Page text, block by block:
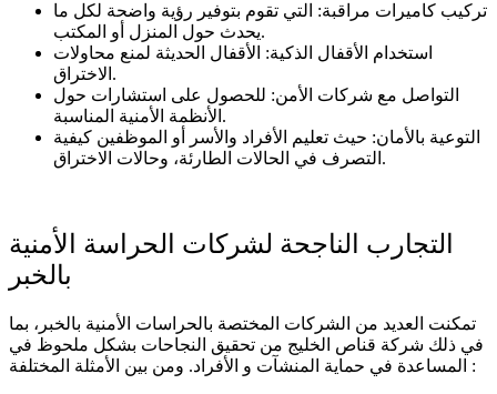
تركيب كاميرات مراقبة: التي تقوم بتوفير رؤية واضحة لكل ما
يحدث حول المنزل أو المكتب.
استخدام الأقفال الذكية: الأقفال الحديثة لمنع محاولات
الاختراق.
التواصل مع شركات الأمن: للحصول على استشارات حول
الأنظمة الأمنية المناسبة.
التوعية بالأمان: حيث تعليم الأفراد والأسر أو الموظفين كيفية
التصرف في الحالات الطارئة، وحالات الاختراق.
التجارب الناجحة لشركات الحراسة الأمنية
بالخبر
تمكنت العديد من الشركات المختصة بالحراسات الأمنية بالخبر، بما
في ذلك شركة قناص الخليج من تحقيق النجاحات بشكل ملحوظ في
المساعدة في حماية المنشآت و الأفراد. ومن بين الأمثلة المختلفة :